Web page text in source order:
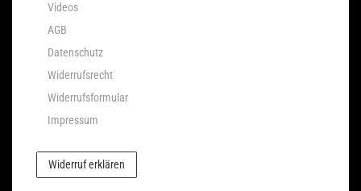
Videos
AGB
Datenschutz
Widerrufsrecht
Widerrufsformular
Impressum
Widerruf erklären